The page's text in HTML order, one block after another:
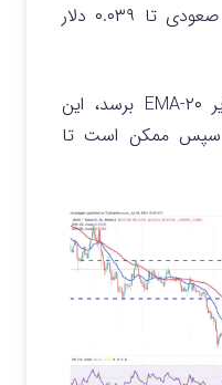
بیفتد، ممکن است یک روند صعودی تا ۰.۰۳۹ دلار
چنانچه قیمت JASMY به زیر ۲۰-EMA برسد، این
سپس ممکن است تا